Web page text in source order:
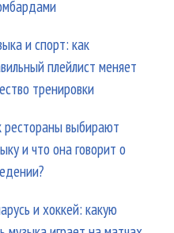
и спорт: как
плейлист меняет
тренировки
рестораны выбирают
и что она говорит о
и хоккей: какую